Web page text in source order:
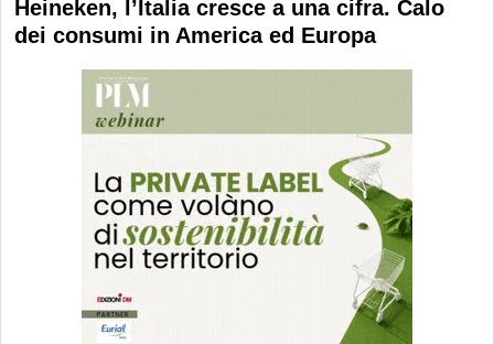
Heineken, l’Italia cresce a una cifra. Calo
dei consumi in America ed Europa